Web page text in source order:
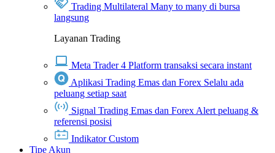
Trading Multilateral Many to many di bursa
langsung
Layanan Trading
Meta Trader 4 Platform transaksi secara instant
Aplikasi Trading Emas dan Forex Selalu ada
peluang setiap saat
Signal Trading Emas dan Forex Alert peluang &
referensi posisi
Indikator Custom
Tipe Akun